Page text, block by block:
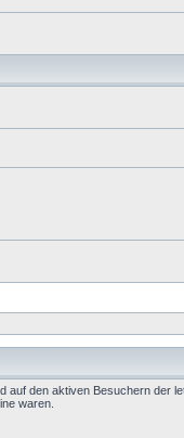
auf den aktiven Besuchern der
waren.